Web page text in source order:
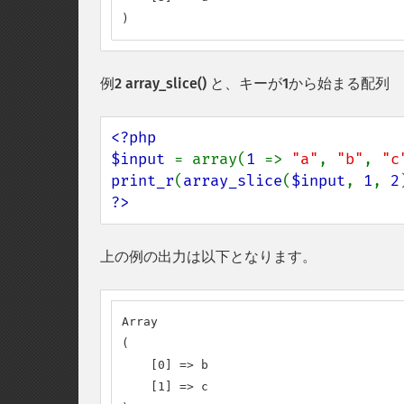
)
例2 array_slice() と、キーが1から始まる配列
<?php
$input = array(1 => "a" , "b" ,
print_r(array_slice($input, 1, 2
?>
上の例の出力は以下となります。
Array
(
    [0] => b
    [1] => c